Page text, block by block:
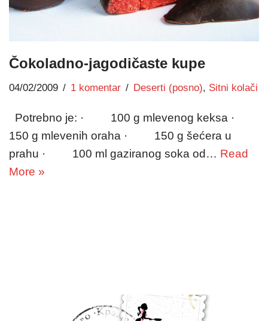
Čokoladno-jagodičaste kupe
04/02/2009 1 komentar Deserti (posno), Sitni kolači
Potrebno je: · 100 g mlevenog keksa ·
150 g mlevenih oraha · 150 g šećera u
prahu · 100 ml gaziranog soka od… Read
More »